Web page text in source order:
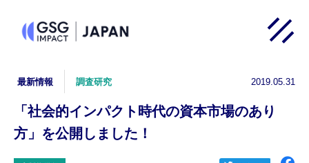
最新情報 調査研究 2019.05.31
「社会的インパクト時代の資本市場のあり
方」を公開しました！